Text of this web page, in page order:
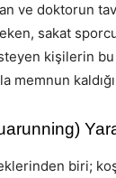
ve doktorun
sakat
kişilerin bu
memnun
biri;